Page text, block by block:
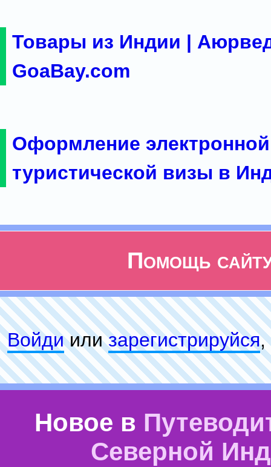
Товары из Индии |
GoaBay.com
Оформление электронной
туристической визы в
Помощь
Войдиилизарeгиcтpируйся,
Новое в
Северной